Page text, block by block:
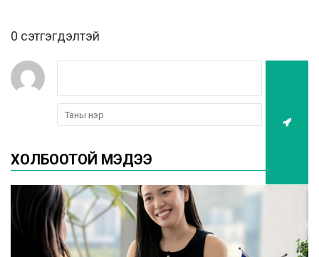
0 cэтгэгдэлтэй
ХОЛБООТОЙ МЭДЭЭ